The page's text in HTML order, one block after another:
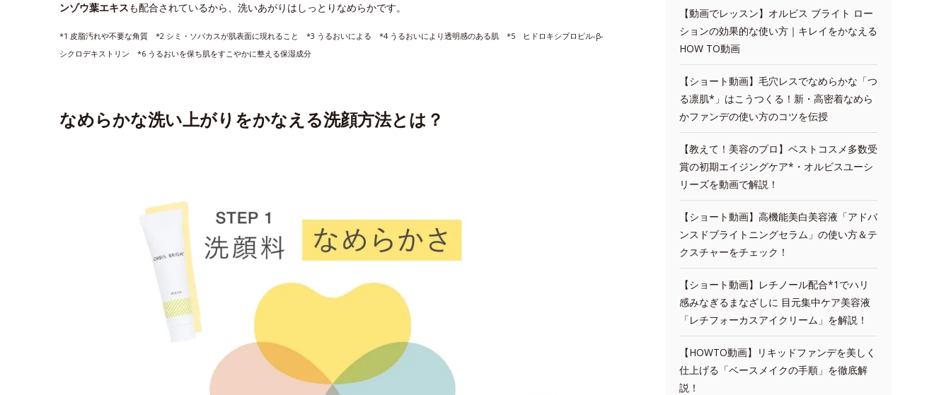
ンゾウ葉エキスも配合されているから、洗いあがりはしっとりなめらかです。
*1 皮脂汚れや不要な角質 *2 シミ・ソバカスが肌表面に現れること *3 うるおいによる *4 うるおいにより透明感のある肌 *5 ヒドロキシプロピル-β-
シクロデキストリン *6 うるおいを保ち肌をすこやかに整える保湿成分
なめらかな洗い上がりをかなえる洗顔方法とは？
【動画でレッスン】オルビス ブライト ロー
ションの効果的な使い方｜キレイをかなえる
HOW TO動画
【ショート動画】毛穴レスでなめらかな「つ
る凛肌*」はこうつくる！新・高密着なめら
かファンデの使い方のコツを伝授
【教えて！美容のプロ】ベストコスメ多数受
賞の初期エイジングケア*・オルビスユーシ
リーズを動画で解説！
【ショート動画】高機能美白美容液「アドバ
ンスドブライトニングセラム」の使い方＆テ
クスチャーをチェック！
【ショート動画】レチノール配合*1でハリ
感みなぎるまなざしに 目元集中ケア美容液
「レチフォーカスアイクリーム」を解説！
【HOWTO動画】リキッドファンデを美しく
仕上げる「ベースメイクの手順」を徹底解
説！